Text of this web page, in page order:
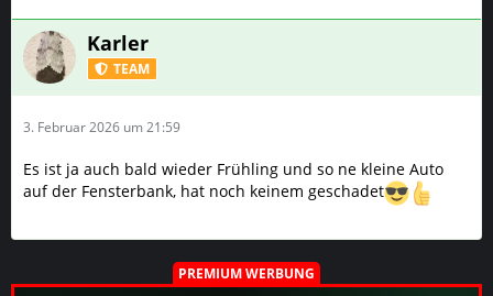
Karler
TEAM
3. Februar 2026 um 21:59
Es ist ja auch bald wieder Frühling und so ne kleine Auto
auf der Fensterbank, hat noch keinem geschadet
PREMIUM WERBUNG